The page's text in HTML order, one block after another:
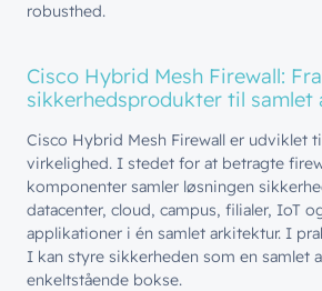
robusthed.
Cisco Hybrid Mesh Firewall:
sikkerhedsprodukter til
Cisco Hybrid Mesh Firewall er udviklet
virkelighed. I stedet for at betragte
komponenter samler løsningen
datacenter, cloud, campus, filialer, IoT
applikationer i én samlet arkitektur. I
I kan styre sikkerheden som en samlet
enkeltstående bokse.